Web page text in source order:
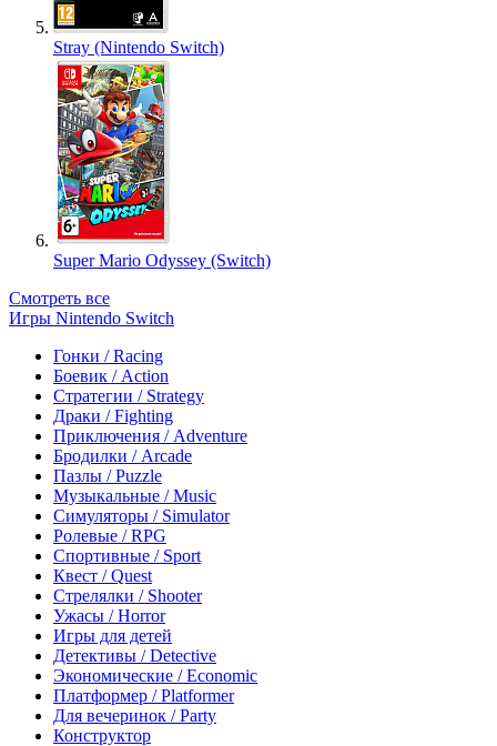
Stray (Nintendo Switch)
Super Mario Odyssey (Switch)
Смотреть все
Игры Nintendo Switch
Гонки / Racing
Боевик / Action
Стратегии / Strategy
Драки / Fighting
Приключения / Adventure
Бродилки / Arcade
Пазлы / Puzzle
Музыкальные / Music
Симуляторы / Simulator
Ролевые / RPG
Спортивные / Sport
Квест / Quest
Стрелялки / Shooter
Ужасы / Horror
Игры для детей
Детективы / Detective
Экономические / Economic
Платформер / Platformer
Для вечеринок / Party
Конструктор